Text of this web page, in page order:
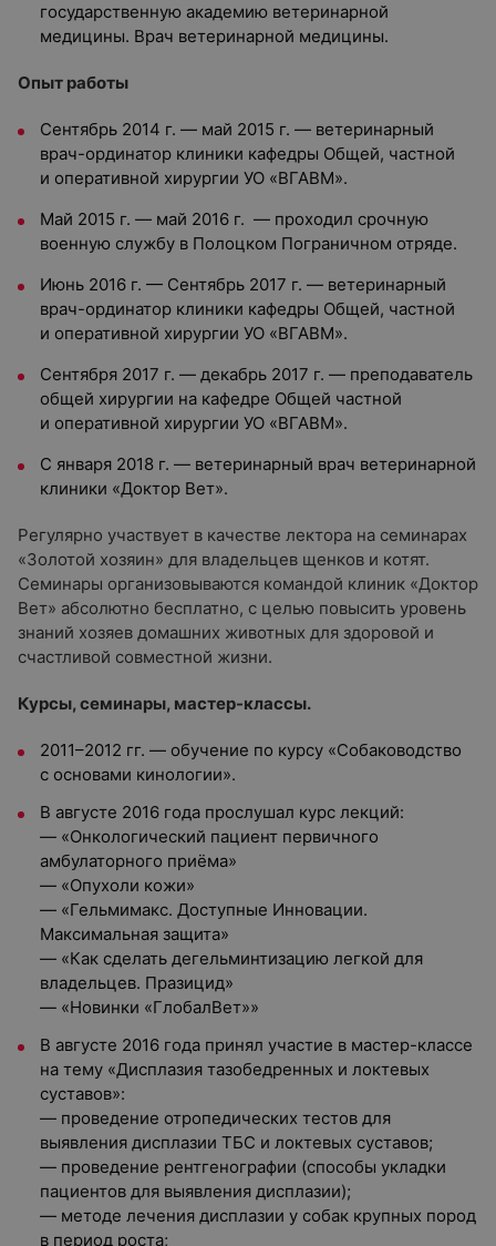
государственную академию ветеринарной
медицины. Врач ветеринарной медицины.
Опыт работы
Сентябрь 2014 г. — май 2015 г. — ветеринарный
врач-ординатор клиники кафедры Общей, частной
и оперативной хирургии УО «ВГАВМ».
Май 2015 г. — май 2016 г. — проходил срочную
военную службу в Полоцком Пограничном отряде.
Июнь 2016 г. — Сентябрь 2017 г. — ветеринарный
врач-ординатор клиники кафедры Общей, частной
и оперативной хирургии УО «ВГАВМ».
Сентября 2017 г. — декабрь 2017 г. — преподаватель
общей хирургии на кафедре Общей частной
и оперативной хирургии УО «ВГАВМ».
С января 2018 г. — ветеринарный врач ветеринарной
клиники «Доктор Вет».
Регулярно участвует в качестве лектора на семинарах
«Золотой хозяин» для владельцев щенков и котят.
Семинары организовываются командой клиник «Доктор
Вет» абсолютно бесплатно, с целью повысить уровень
знаний хозяев домашних животных для здоровой и
счастливой совместной жизни.
Курсы, семинары, мастер-классы.
2011–2012 гг. — обучение по курсу «Собаководство
с основами кинологии».
В августе 2016 года прослушал курс лекций:
— «Онкологический пациент первичного
амбулаторного приёма»
— «Опухоли кожи»
— «Гельмимакс. Доступные Инновации.
Максимальная защита»
— «Как сделать дегельминтизацию легкой для
владельцев. Празицид»
— «Новинки «ГлобалВет»»
В августе 2016 года принял участие в мастер-классе
на тему «Дисплазия тазобедренных и локтевых
суставов»:
— проведение отропедических тестов для
выявления дисплазии ТБС и локтевых суставов;
— проведение рентгенографии (способы укладки
пациентов для выявления дисплазии);
— методе лечения дисплазии у собак крупных пород
в период роста;